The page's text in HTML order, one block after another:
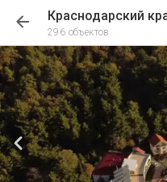
Краснодарский
296 объектов